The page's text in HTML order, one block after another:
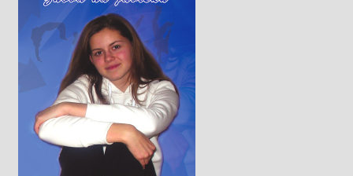
Pre školy
Knižný klub
Kontakt